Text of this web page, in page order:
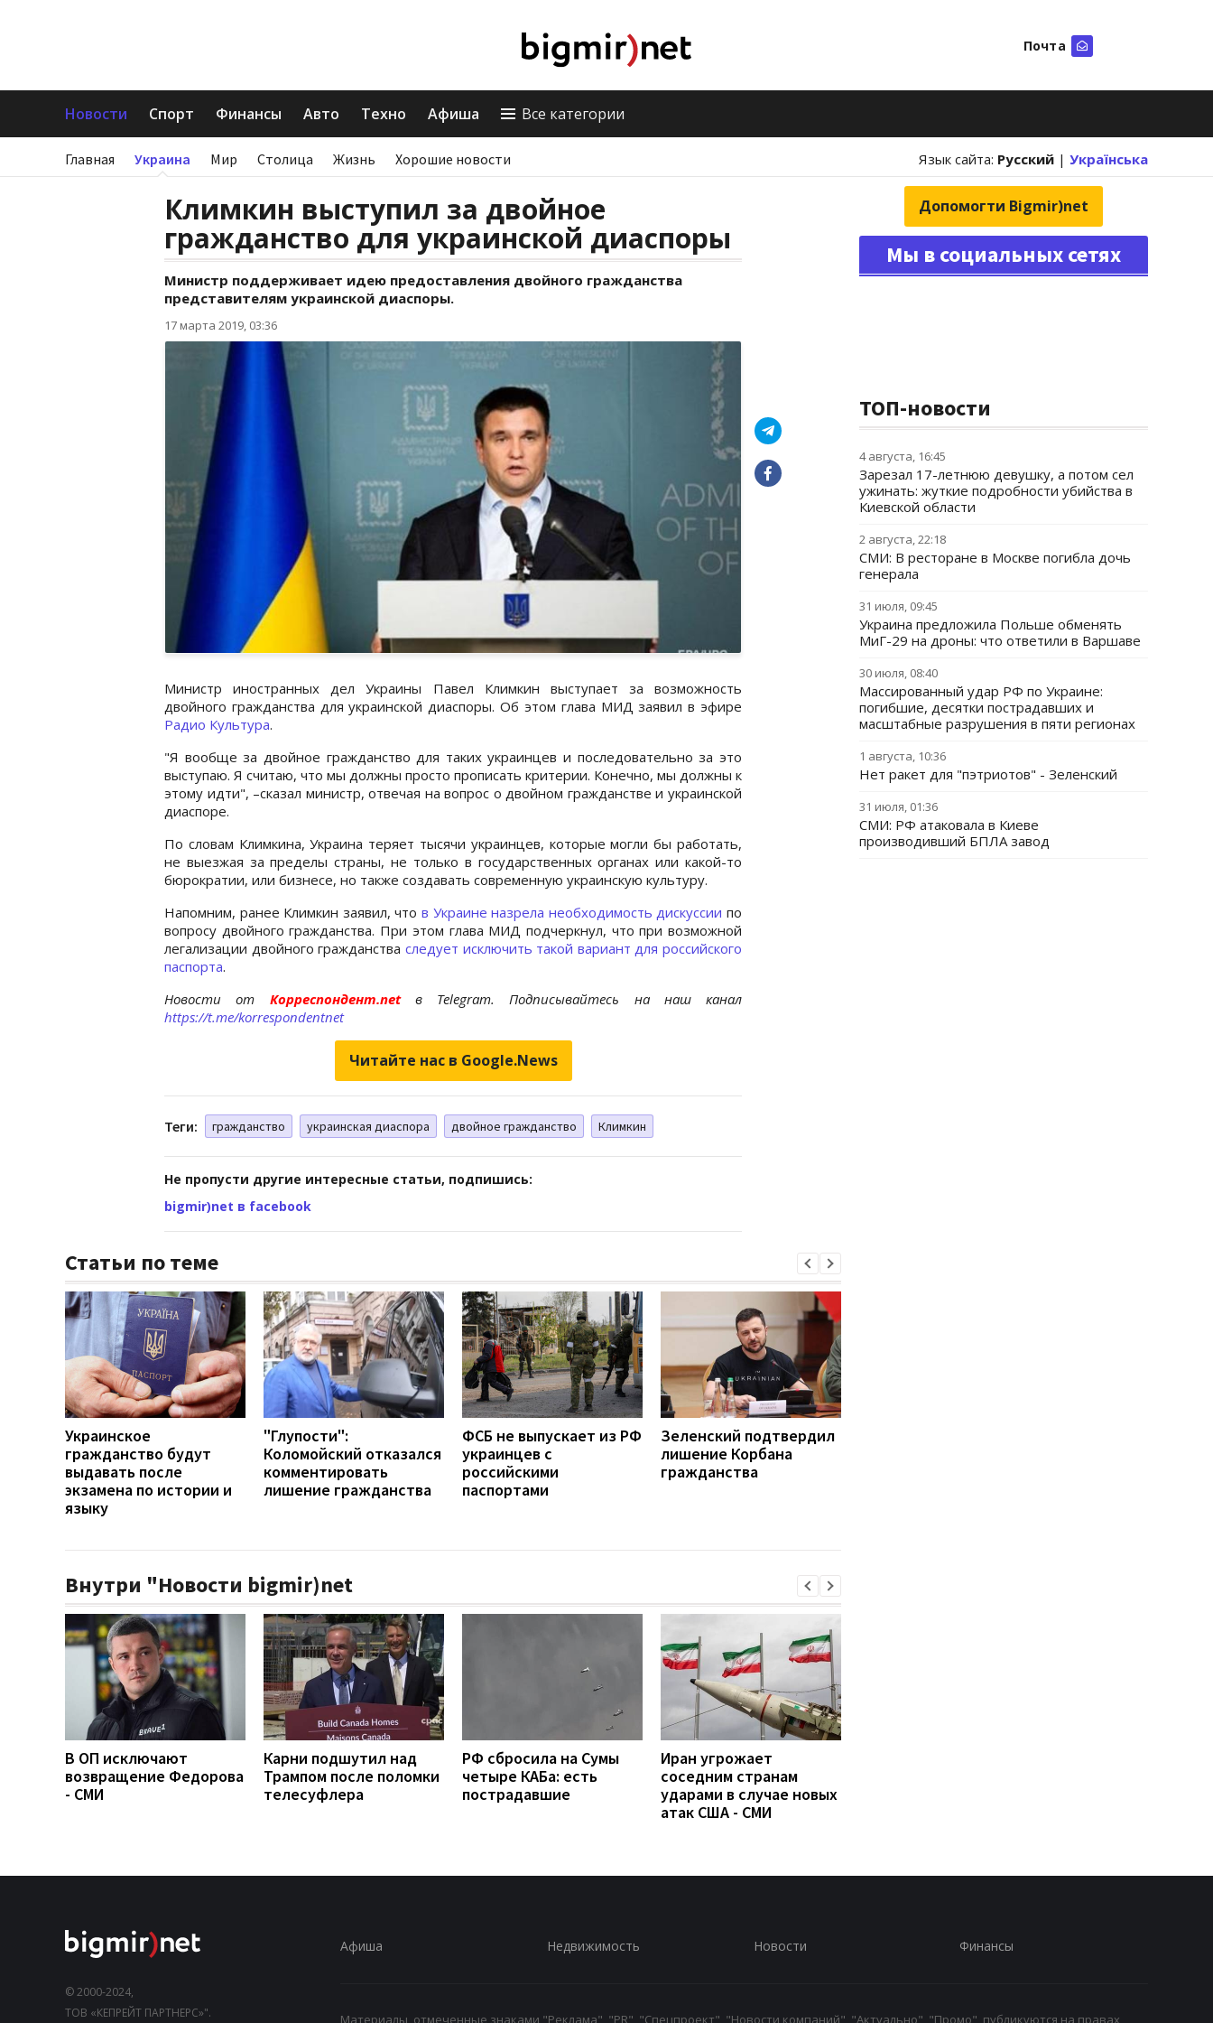
Почта
Новости Спорт Финансы Авто Техно Афиша Все категории
Главная Украина Мир Столица Жизнь Хорошие новости Язык сайта: Русский | Українська
Климкин выступил за двойное
гражданство для украинской диаспоры
Министр поддерживает идею предоставления двойного гражданства
представителям украинской диаспоры.
17 марта 2019, 03:36
Министр иностранных дел Украины Павел Климкин выступает за возможность
двойного гражданства для украинской диаспоры. Об этом глава МИД заявил в эфире
Радио Культура.
"Я вообще за двойное гражданство для таких украинцев и последовательно за это
выступаю. Я считаю, что мы должны просто прописать критерии. Конечно, мы должны к
этому идти", –сказал министр, отвечая на вопрос о двойном гражданстве и украинской
диаспоре.
По словам Климкина, Украина теряет тысячи украинцев, которые могли бы работать,
не выезжая за пределы страны, не только в государственных органах или какой-то
бюрократии, или бизнесе, но также создавать современную украинскую культуру.
Напомним, ранее Климкин заявил, что в Украине назрела необходимость дискуссии по
вопросу двойного гражданства. При этом глава МИД подчеркнул, что при возможной
легализации двойного гражданства следует исключить такой вариант для российского
паспорта.
Новости от Корреспондент.net в Telegram. Подписывайтесь на наш канал
https://t.me/korrespondentnet
Читайте нас в Google.News
Теги: гражданство украинская диаспора двойное гражданство Климкин
Не пропусти другие интересные статьи, подпишись:
bigmir)net в facebook
Статьи по теме
Украинское
гражданство будут
выдавать после
экзамена по истории и
языку
"Глупости":
Коломойский отказался
комментировать
лишение гражданства
ФСБ не выпускает из РФ
украинцев с
российскими
паспортами
Зеленский подтвердил
лишение Корбана
гражданства
Внутри "Новости bigmir)net
В ОП исключают
возвращение Федорова
- СМИ
Карни подшутил над
Трампом после поломки
телесуфлера
РФ сбросила на Сумы
четыре КАБа: есть
пострадавшие
Иран угрожает
соседним странам
ударами в случае новых
атак США - СМИ
Допомогти Bigmir)net
Мы в социальных сетях
ТОП-новости
4 августа, 16:45
Зарезал 17-летнюю девушку, а потом сел
ужинать: жуткие подробности убийства в
Киевской области
2 августа, 22:18
СМИ: В ресторане в Москве погибла дочь
генерала
31 июля, 09:45
Украина предложила Польше обменять
МиГ-29 на дроны: что ответили в Варшаве
30 июля, 08:40
Массированный удар РФ по Украине:
погибшие, десятки пострадавших и
масштабные разрушения в пяти регионах
1 августа, 10:36
Нет ракет для "пэтриотов" - Зеленский
31 июля, 01:36
СМИ: РФ атаковала в Киеве
производивший БПЛА завод
© 2000-2024,
ТОВ «КЕПРЕЙТ ПАРТНЕРС»".
Афиша Недвижимость Новости Финансы
Материалы, отмеченные знаками "Реклама", "PR", "Спецпроект", "Новости компаний", "Актуально", "Промо", публикуются на правах